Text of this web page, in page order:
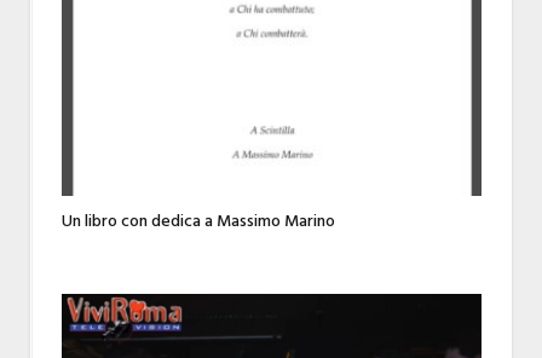
Un libro con dedica a Massimo Marino